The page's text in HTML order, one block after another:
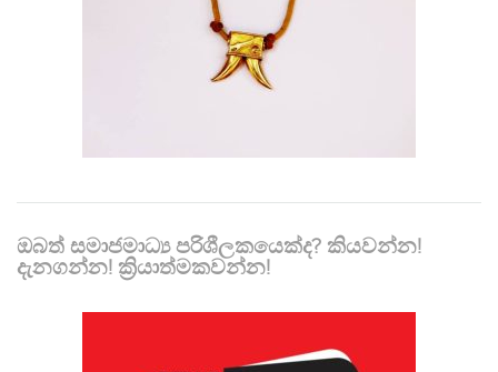
ඔබත් සමාජමාධ්‍ය පරිශීලකයෙක්ද? කියවන්න!
දැනගන්න! ක්‍රියාත්මකවන්න!